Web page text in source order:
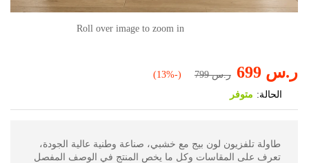
Roll over image to zoom in
ر.س ر.س799
(-13%)
الحالة: متوفر
طاولة تلفزيون لون بيج مع خشبي، صناعة وطنية عالية الجودة،
تعرف على المقاسات وكل ما يخص المنتج في الوصف المفصل